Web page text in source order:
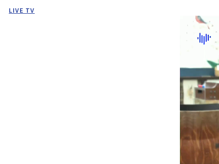
LIVE TV